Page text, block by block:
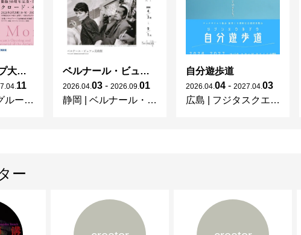
アサヒグループ大山崎山荘美術館 開館30周年記念展「没後100年 クロード・モネ」
04 11
山荘美術館
ベルナール・ビュフェと写真 ーカメラがとらえたビュフェとその時代、そして21 世紀へ
2026 04 03 - 2026 09 01
静岡
ベルナール・ビュフェ美術館
自分遊歩道
2026 04 04 - 2027 04 03
広島
フジタスクエアまるくる大野
ー